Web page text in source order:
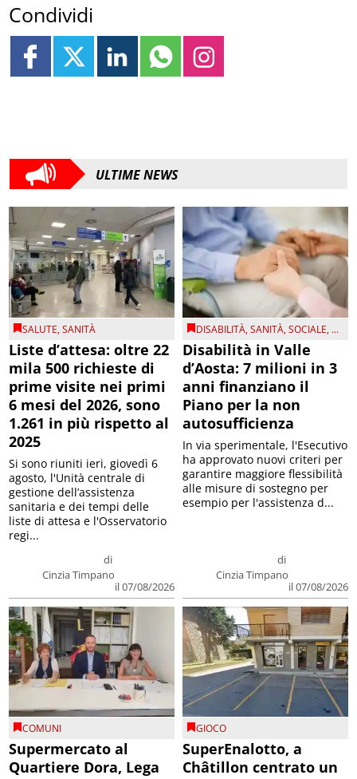
Condividi
ULTIME NEWS
SALUTE,SANITÀ
Liste d’attesa: oltre 22
mila 500 richieste di
prime visite nei primi
6 mesi del 2026, sono
1.261 in più rispetto al
2025
di
Cinzia Timpano
il 07/08/2026
Si sono riuniti ieri, giovedì 6
agosto, l'Unità centrale di
gestione dell’assistenza
sanitaria e dei tempi delle
liste di attesa e l'Osservatorio
regi...
DISABILITÀ,SANITÀ,SOCIALE, ...
Disabilità in Valle
d’Aosta: 7 milioni in 3
anni finanziano il
Piano per la non
autosufficienza
di
Cinzia Timpano
il 07/08/2026
In via sperimentale, l'Esecutivo
ha approvato nuovi criteri per
garantire maggiore flessibilità
alle misure di sostegno per
esempio per l'assistenza d...
COMUNI
Supermercato al
Quartiere Dora, Lega
GIOCO
SuperEnalotto, a
Châtillon centrato un